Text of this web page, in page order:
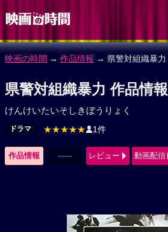
映画の時間 → 作品情報 → 県警対組織暴力
県警対組織暴力 作品情報
けんけいたいそしきぼうりょく
ドラマ ★★★★★ 1件
作品情報 ------ レビュー 動画配信